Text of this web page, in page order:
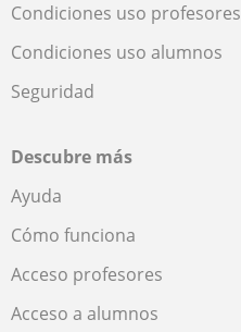
Condiciones uso profesores
Condiciones uso alumnos
Seguridad
Descubre más
Ayuda
Cómo funciona
Acceso profesores
Acceso a alumnos